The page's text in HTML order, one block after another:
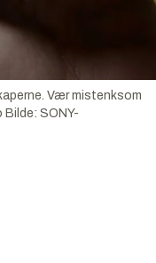
Vær mistenksom
Bilde: SONY-